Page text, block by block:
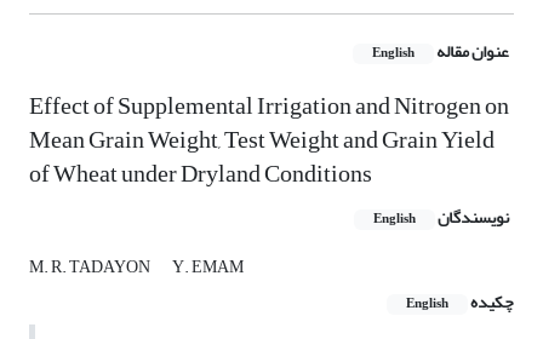
عنوان مقاله English
Effect of Supplemental Irrigation and Nitrogen on
Mean Grain Weight, Test Weight and Grain Yield
of Wheat under Dryland Conditions
نویسندگان English
M. R. TADAYON
Y. EMAM
چکیده
English